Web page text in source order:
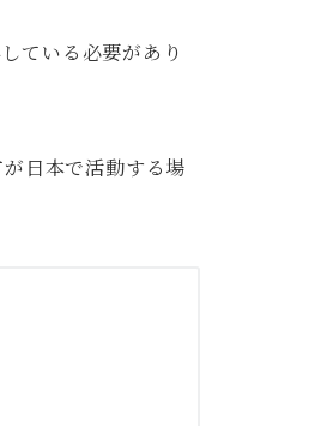
ている必要があり
日本で活動する場